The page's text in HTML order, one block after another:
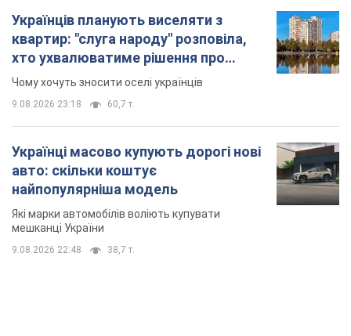
Українців планують виселяти з
квартир: "слуга народу" розповіла,
хто ухвалюватиме рішення про
знесення будинків
Чому хочуть зносити оселі українців
9.08.2026 23:18 60,7 т.
Українці масово купують дорогі нові
авто: скільки коштує
найпопулярніша модель
Які марки автомобілів воліють купувати
мешканці України
9.08.2026 22:48 38,7 т.